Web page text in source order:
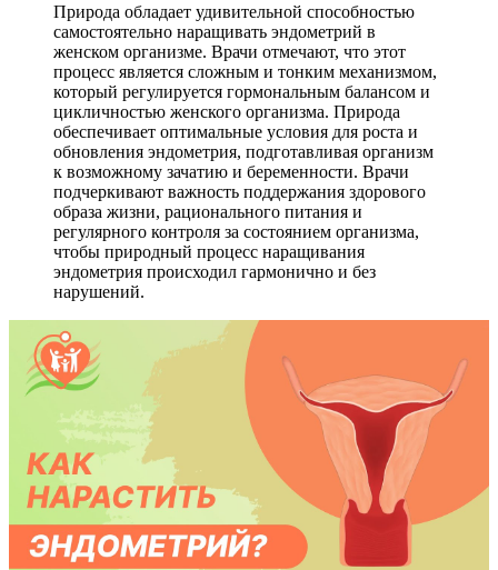
Природа обладает удивительной способностью
самостоятельно наращивать эндометрий в
женском организме. Врачи отмечают, что этот
процесс является сложным и тонким механизмом,
который регулируется гормональным балансом и
цикличностью женского организма. Природа
обеспечивает оптимальные условия для роста и
обновления эндометрия, подготавливая организм
к возможному зачатию и беременности. Врачи
подчеркивают важность поддержания здорового
образа жизни, рационального питания и
регулярного контроля за состоянием организма,
чтобы природный процесс наращивания
эндометрия происходил гармонично и без
нарушений.